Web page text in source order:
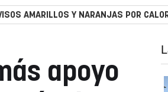
AMARILLOS Y NARANJAS POR
apoyo